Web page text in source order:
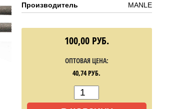
Производитель
MANLE
100,00 РУБ.
ОПТОВАЯ ЦЕНА:
40,74РУБ.